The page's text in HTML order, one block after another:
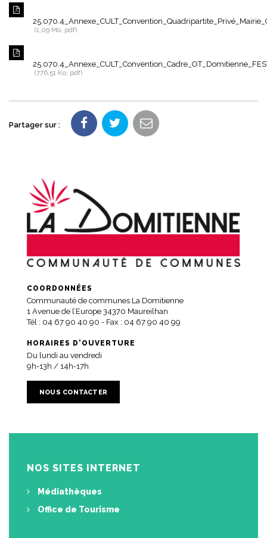
1,09 Mo, pdf
776,51 Ko, pdf
Partager sur :
COORDONNÉES
Communauté de communes La Domitienne
1 Avenue de l’Europe 34370 Maureilhan
Tél : 04 67 90 40 90 - Fax : 04 67 90 40 99
HORAIRES D'OUVERTURE
Du lundi au vendredi
9h-13h / 14h-17h
NOUS CONTACTER
NOS SITES INTERNET
Médiathèques
Office de Tourisme